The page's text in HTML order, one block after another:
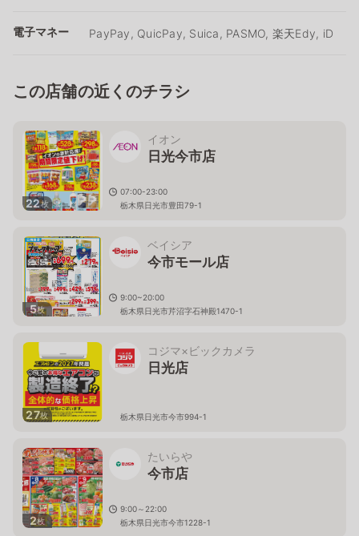
電子マネー PayPay, QuicPay, Suica, PASMO, 楽天Edy, iD
この店舗の近くのチラシ
22枚
イオン
日光今市店
07:00-23:00
栃木県日光市豊田79-1
5枚
ベイシア
今市モール店
9:00~20:00
栃木県日光市芹沼字石神殿1470-1
27枚
コジマ×ビックカメラ
日光店
栃木県日光市今市994-1
2枚
たいらや
今市店
9:00～22:00
栃木県日光市今市1228-1